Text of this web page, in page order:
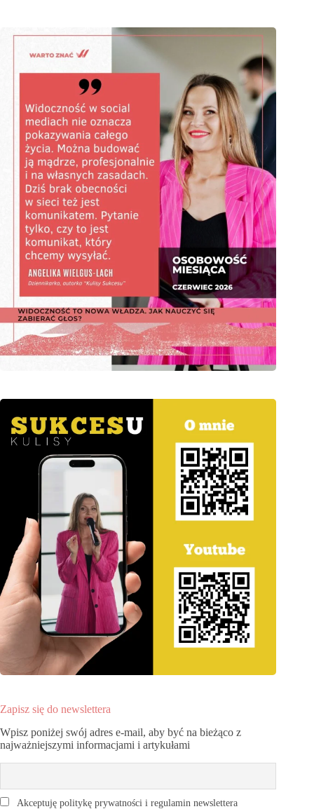
Zapisz się do newslettera
Wpisz poniżej swój adres e-mail, aby być na bieżąco z
najważniejszymi informacjami i artykułami
Akceptuję politykę prywatności i regulamin newslettera